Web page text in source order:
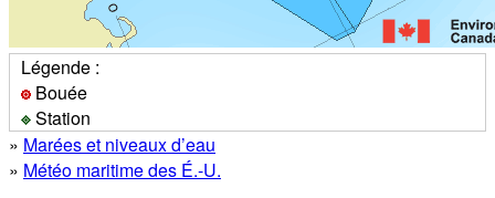
Légende :
Bouée
Station
» Marées et niveaux d’eau
» Météo maritime des É.-U.